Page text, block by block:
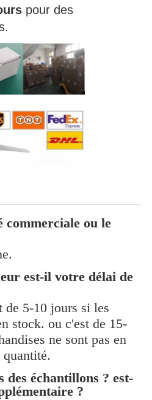
pour des
commerciale ou le
est-il votre délai de
de 5-10 jours si les
stock. ou c'est de 15-
ne sont pas en
des échantillons ? est-
?